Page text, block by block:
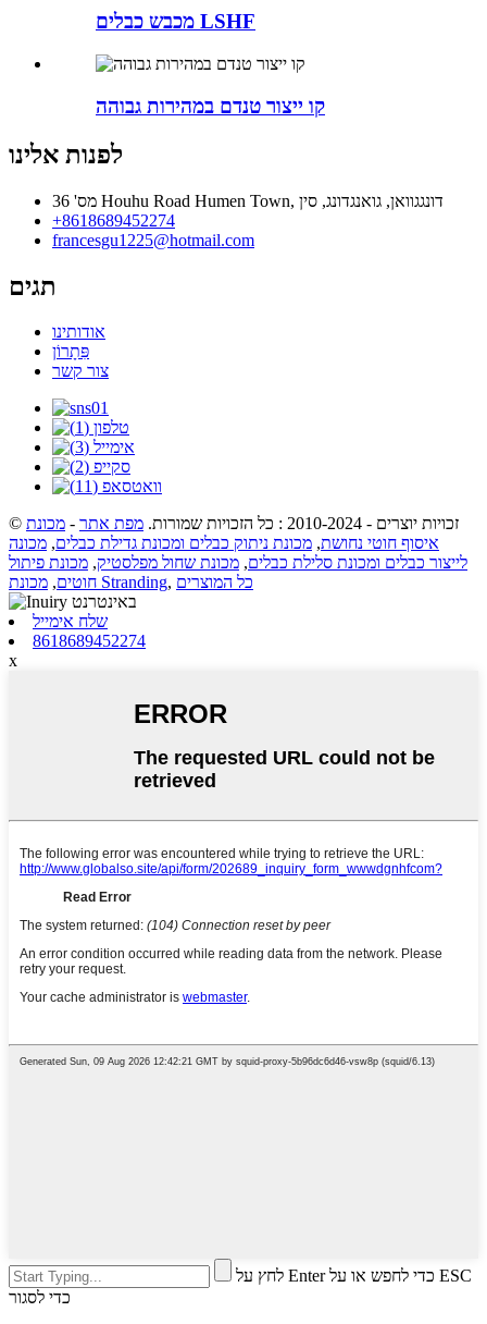
מכבש כבלים LSHF
קו ייצור טנדם במהירות גבוהה
לפנות אלינו
מס' 36 Houhu Road Humen Town, דונגגוואן, גואנגדונג, סין
+8618689452274
francesgu1225@hotmail.com
תגים
אודותינו
פִּתָרוֹן
צור קשר
© זכויות יוצרים - 2010-2024 : כל הזכויות שמורות. מפת אתר - מכונת
איסוף חוטי נחושת, מכונת ניתוק כבלים ומכונת גדילת כבלים, מכונה
לייצור כבלים ומכונת סלילת כבלים, מכונת שחול מפלסטיק, מכונת פיתול
חוטים, מכונת Stranding, כל המוצרים
שלח אימייל
8618689452274
x
לחץ על Enter כדי לחפש או על ESC
כדי לסגור